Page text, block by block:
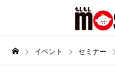
イベント セミナー